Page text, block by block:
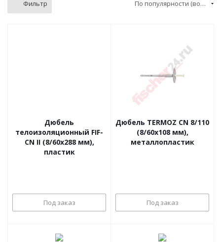
Фильтр По популярности (возрастание)
Дюбель
телоизоляционный FIF-
CN II (8/60x288 мм),
пластик
Под заказ
Дюбель TERMOZ CN 8/110
(8/60x108 мм),
металлопластик
Под заказ